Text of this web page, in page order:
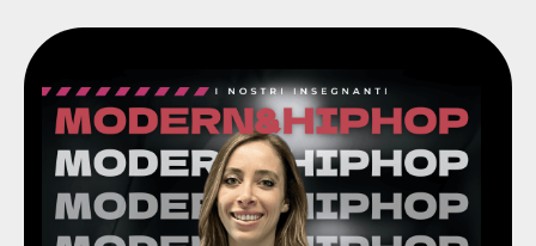
D'Amico e molti altri.